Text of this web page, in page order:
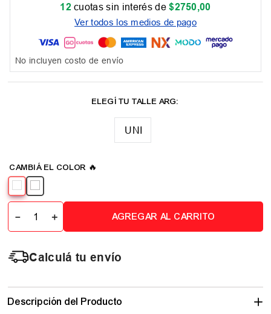
12 cuotas sin interés de$2750,00
Ver todos los medios de pago
No incluyen costo de envío
UNI
＋
－ AGREGAR AL CARRITO
Calculá tu envío
Descripción del Producto